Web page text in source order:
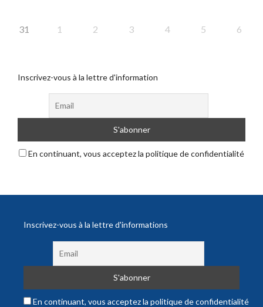
31 1 2 3 4 5 6
Inscrivez-vous à la lettre d'information
En continuant, vous acceptez la politique de confidentialité
Inscrivez-vous à la lettre d'informations
En continuant, vous acceptez la politique de confidentialité